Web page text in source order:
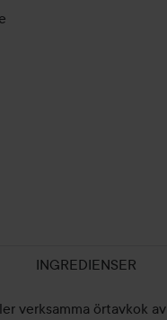
INGREDIENSER
verksamma örtavkok av